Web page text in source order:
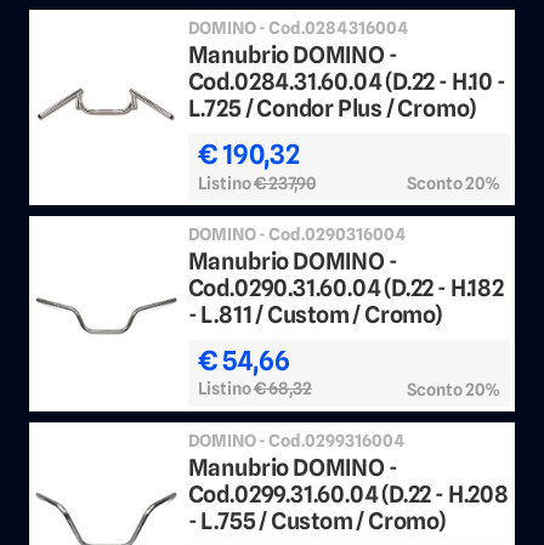
DOMINO - Cod.0284316004
Manubrio DOMINO -
Cod.0284.31.60.04 (D.22 - H.10 -
L.725 / Condor Plus / Cromo)
€ 190,32
Listino€ 237,90 Sconto 20%
DOMINO - Cod.0290316004
Manubrio DOMINO -
Cod.0290.31.60.04 (D.22 - H.182
- L.811 / Custom / Cromo)
€ 54,66
Listino€ 68,32 Sconto 20%
DOMINO - Cod.0299316004
Manubrio DOMINO -
Cod.0299.31.60.04 (D.22 - H.208
- L.755 / Custom / Cromo)